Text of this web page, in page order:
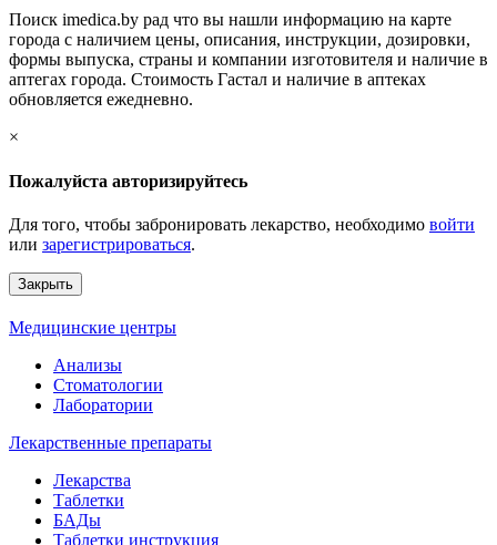
Поиск imedica.by рад что вы нашли информацию на карте
города с наличием цены, описания, инструкции, дозировки,
формы выпуска, страны и компании изготовителя и наличие в
аптегах города. Стоимость Гастал и наличие в аптеках
обновляется ежедневно.
×
Пожалуйста авторизируйтесь
Для того, чтобы забронировать лекарство, необходимо войти
или зарегистрироваться.
Закрыть
Медицинские центры
Анализы
Стоматологии
Лаборатории
Лекарственные препараты
Лекарства
Таблетки
БАДы
Таблетки инструкция